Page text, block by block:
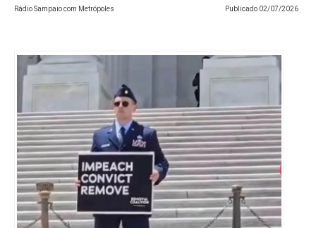
Rádio Sampaio com Metrópoles Publicado 02/07/2026